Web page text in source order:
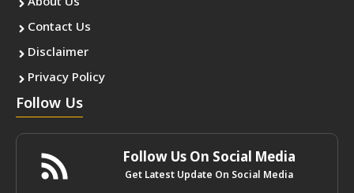
Contact Us
Disclaimer
Privacy Policy
Follow Us
Follow Us On Social Media
Get Latest Update On Social Media